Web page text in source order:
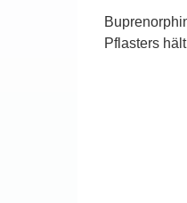
Pflasters